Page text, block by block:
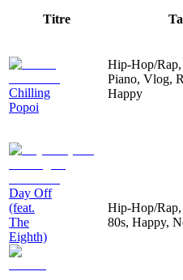
Titre
Chilling
Popoi
Hip-Hop/Rap,
Piano, Vlog,
Happy
Day Off
(feat.
The
Eighth)
Hip-Hop/Rap,
80s, Happy,